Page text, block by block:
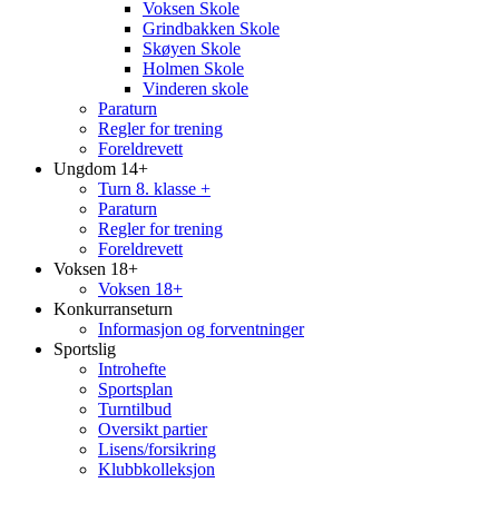
Voksen Skole
Grindbakken Skole
Skøyen Skole
Holmen Skole
Vinderen skole
Paraturn
Regler for trening
Foreldrevett
Ungdom 14+
Turn 8. klasse +
Paraturn
Regler for trening
Foreldrevett
Voksen 18+
Voksen 18+
Konkurranseturn
Informasjon og forventninger
Sportslig
Introhefte
Sportsplan
Turntilbud
Oversikt partier
Lisens/forsikring
Klubbkolleksjon